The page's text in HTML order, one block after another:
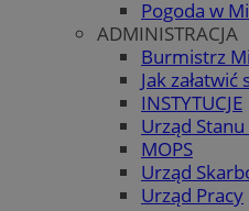
Pogoda w
ADMINISTRACJA
Burmistrz
Jak
INSTYTUCJE
Urząd
MOPS
Urząd
Urząd Pracy